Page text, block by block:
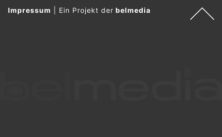
Impressum Ein Projekt derbelmedia